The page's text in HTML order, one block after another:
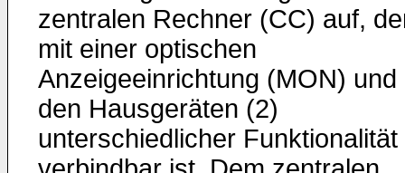
zentralen Rechner (CC) auf,
mit einer optischen
Anzeigeeinrichtung (MON) und
den Hausgeräten (2)
unterschiedlicher Funktionalität